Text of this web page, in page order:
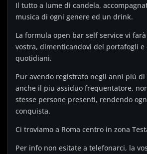
Il tutto a lume di candela,
musica di ogni genere ed un drink.
La formula open bar self service vi
vostra, dimenticandovi del portafogli
quotidiani.
Pur avendo registrato negli anni più
anche il piu assiduo frequentatore,
stesse persone presenti, rendendo
conquista.
Ci troviamo a Roma centro in zona
Per info non esitate a telefonarci, la